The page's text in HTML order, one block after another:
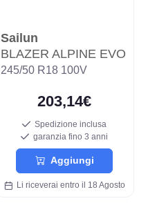
Sailun
BLAZER ALPINE EVO
245/50 R18 100V
203,14€
Spedizione inclusa
garanzia fino 3 anni
Aggiungi
Li riceverai entro il 18 Agosto